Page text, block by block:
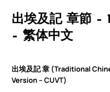
出埃及記 章節 –
– 繁体中文
出埃及記 章 (Traditional
Version – CUVT)